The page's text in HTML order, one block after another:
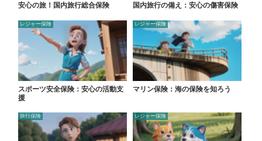
安心の旅！国内旅行総合保険 国内旅行の備え：安心の傷害保険
レジャー保険
スポーツ安全保険：安心の活動支
援
レジャー保険
マリン保険：海の保険を知ろう
旅行保険 レジャー保険